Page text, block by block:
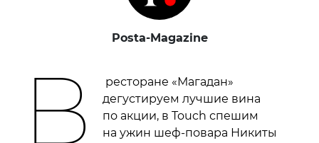
Posta-Magazine
В
ресторане «Магадан»
дегустируем лучшие вина
по акции, в Touch спешим
на ужин шеф-повара Никиты